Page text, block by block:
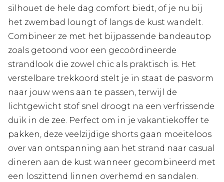
silhouet de hele dag comfort biedt, of je nu bij
het zwembad loungt of langs de kust wandelt.
Combineer ze met het bijpassende bandeautop
zoals getoond voor een gecoördineerde
strandlook die zowel chic als praktisch is. Het
verstelbare trekkoord stelt je in staat de pasvorm
naar jouw wens aan te passen, terwijl de
lichtgewicht stof snel droogt na een verfrissende
duik in de zee. Perfect om in je vakantiekoffer te
pakken, deze veelzijdige shorts gaan moeiteloos
over van ontspanning aan het strand naar casual
dineren aan de kust wanneer gecombineerd met
een loszittend linnen overhemd en sandalen.